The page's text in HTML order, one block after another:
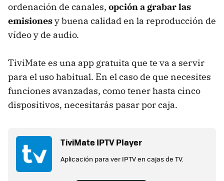
ordenación de canales, opción a grabar las
emisionesy buena calidad en la reproducción de
vídeo y de audio.
TiviMate es una app gratuita que te va a servir
para el uso habitual. En el caso de que necesites
funciones avanzadas, como tener hasta cinco
dispositivos, necesitarás pasar por caja.
TiviMate IPTV Player
Aplicación para ver IPTV en cajas de TV.